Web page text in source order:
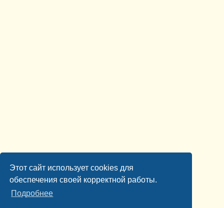
Этот сайт использует cookies для
обеспечения своей корректной работы.
Подробнее